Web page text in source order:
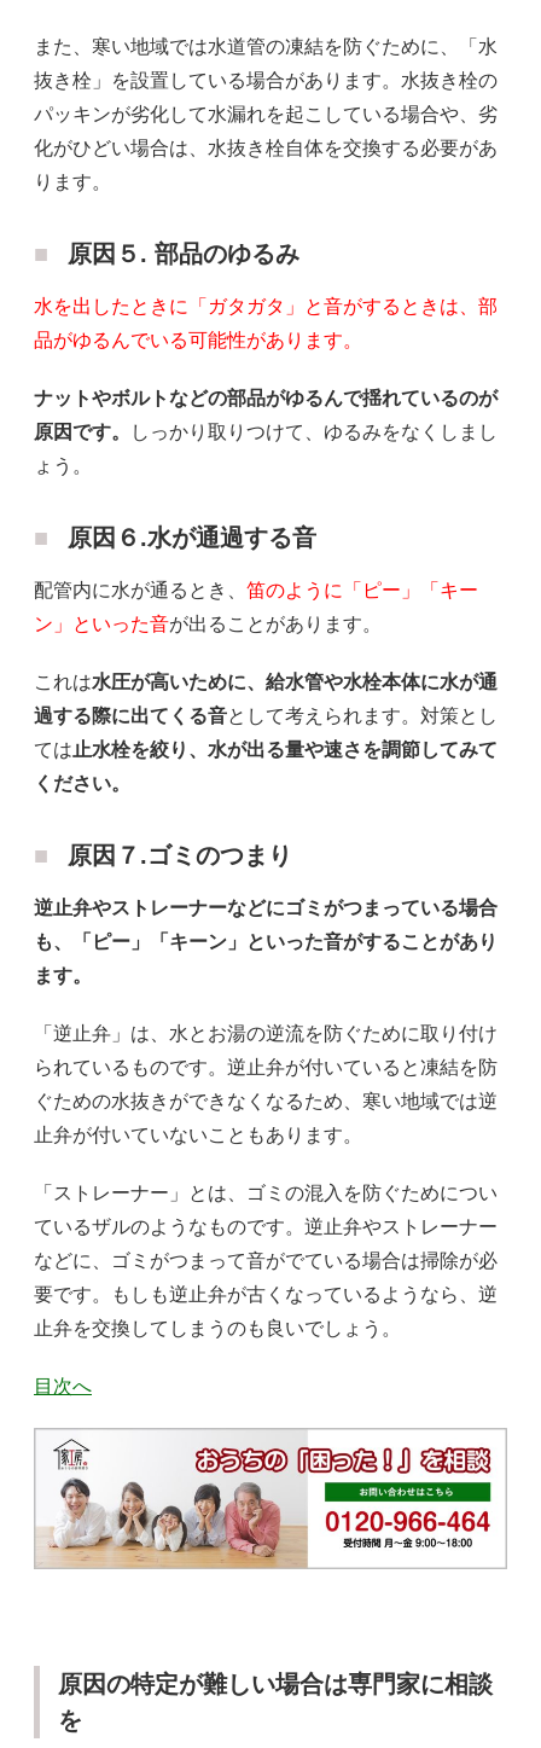
また、寒い地域では水道管の凍結を防ぐために、「水
抜き栓」を設置している場合があります。水抜き栓の
パッキンが劣化して水漏れを起こしている場合や、劣
化がひどい場合は、水抜き栓自体を交換する必要があ
ります。
原因５. 部品のゆるみ
水を出したときに「ガタガタ」と音がするときは、部
品がゆるんでいる可能性があります。
ナットやボルトなどの部品がゆるんで揺れているのが
原因です。
しっかり取りつけて、ゆるみをなくしまし
ょう。
原因６.水が通過する音
配管内に水が通るとき、 笛のように「ピー」「キー
ン」といった音が出ることがあります。
これは水圧が高いために、給水管や水栓本体に水が通
過する際に出てくる音として考えられます。対策とし
ては 止水栓を絞り、水が出る量や速さを調節してみて
ください。
原因７.ゴミのつまり
逆止弁やストレーナーなどにゴミがつまっている場合
も、「ピー」「キーン」といった音がすることがあり
ます。
「逆止弁」は、水とお湯の逆流を防ぐために取り付け
られているものです。逆止弁が付いていると凍結を防
ぐための水抜きができなくなるため、寒い地域では逆
止弁が付いていないこともあります。
「ストレーナー」とは、ゴミの混入を防ぐためについ
ているザルのようなものです。逆止弁やストレーナー
などに、ゴミがつまって音がでている場合は掃除が必
要です。もしも逆止弁が古くなっているようなら、逆
止弁を交換してしまうのも良いでしょう。
目次へ
原因の特定が難しい場合は専門家に相談
を